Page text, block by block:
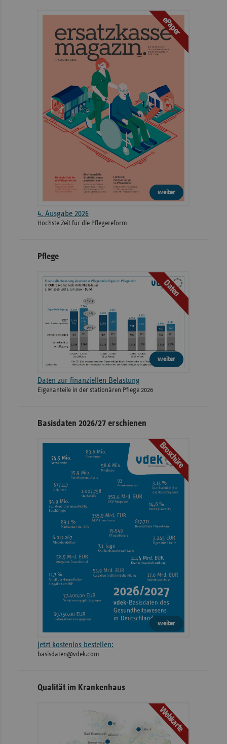
ePaper
weiter
4. Ausgabe 2026
Höchste Zeit für die Pflegereform
Pflege
Daten
weiter
Daten zur finanziellen Belastung
Eigenanteile in der stationären Pflege 2026
Basisdaten 2026/27 erschienen
Broschüre
weiter
Jetzt kostenlos bestellen:
basisdaten@vdek.com
Qualität im Krankenhaus
Webkarte